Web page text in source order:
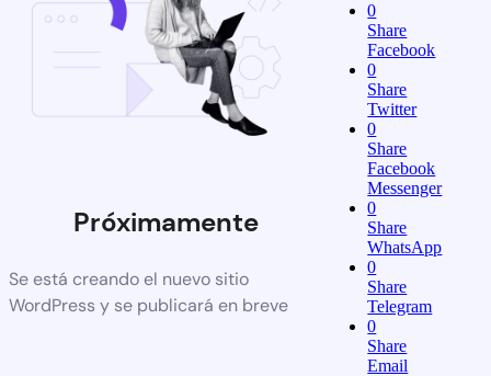
Próximamente
Se está creando el nuevo sitio
WordPress y se publicará en breve
0
Share
Facebook
0
Share
Twitter
0
Share
Facebook
Messenger
0
Share
WhatsApp
0
Share
Telegram
0
Share
Email